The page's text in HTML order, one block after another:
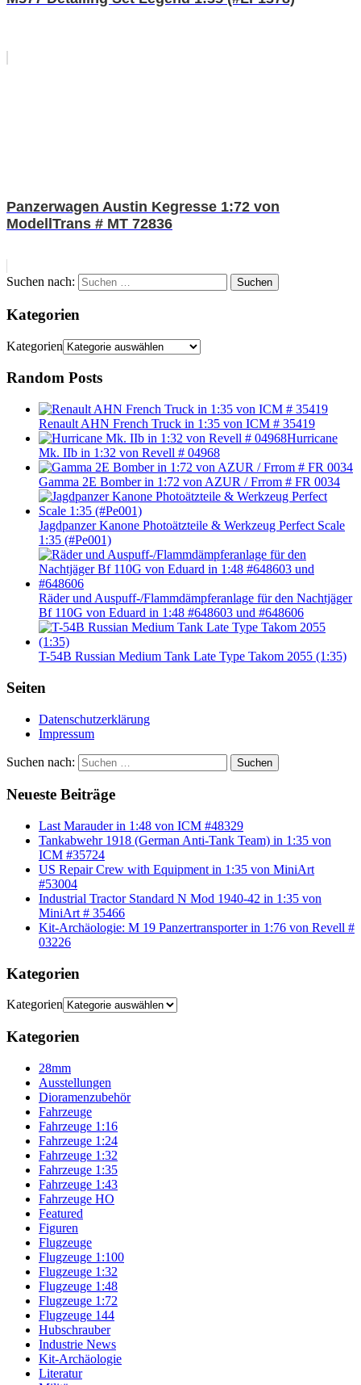
Panzerwagen Austin Kegresse 1:72 von
ModellTrans # MT 72836
Suchen nach: Suchen
Kategorien
Kategorien
Random Posts
Renault AHN French Truck in 1:35 von ICM # 35419
Hurricane
Mk. IIb in 1:32 von Revell # 04968
Gamma 2E Bomber in 1:72 von AZUR / Frrom # FR 0034
Jagdpanzer Kanone Photoätzteile & Werkzeug Perfect Scale
1:35 (#Pe001)
Räder und Auspuff-/Flammdämpferanlage für den Nachtjäger
Bf 110G von Eduard in 1:48 #648603 und #648606
T-54B Russian Medium Tank Late Type Takom 2055 (1:35)
Seiten
Datenschutzerklärung
Impressum
Suchen nach: Suchen
Neueste Beiträge
Last Marauder in 1:48 von ICM #48329
Tankabwehr 1918 (German Anti-Tank Team) in 1:35 von
ICM #35724
US Repair Crew with Equipment in 1:35 von MiniArt
#53004
Industrial Tractor Standard N Mod 1940-42 in 1:35 von
MiniArt # 35466
Kit-Archäologie: M 19 Panzertransporter in 1:76 von Revell #
03226
Kategorien
Kategorien
Kategorien
28mm
Ausstellungen
Dioramenzubehör
Fahrzeuge
Fahrzeuge 1:16
Fahrzeuge 1:24
Fahrzeuge 1:32
Fahrzeuge 1:35
Fahrzeuge 1:43
Fahrzeuge HO
Featured
Figuren
Flugzeuge
Flugzeuge 1:100
Flugzeuge 1:32
Flugzeuge 1:48
Flugzeuge 1:72
Flugzeuge 144
Hubschrauber
Industrie News
Kit-Archäologie
Literatur